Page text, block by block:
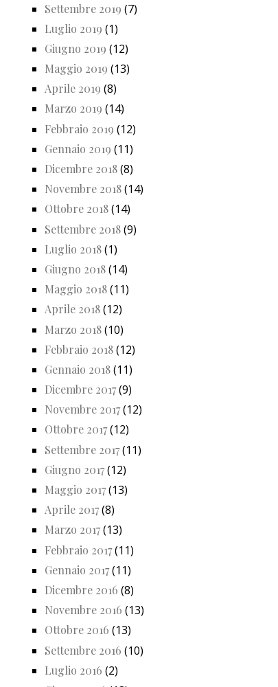
Settembre 2019 (7)
Luglio 2019 (1)
Giugno 2019 (12)
Maggio 2019 (13)
Aprile 2019 (8)
Marzo 2019 (14)
Febbraio 2019 (12)
Gennaio 2019 (11)
Dicembre 2018(8)
Novembre 2018(14)
Ottobre 2018(14)
Settembre 2018(9)
Luglio 2018(1)
Giugno 2018(14)
Maggio 2018(11)
Aprile 2018(12)
Marzo 2018(10)
Febbraio 2018(12)
Gennaio 2018(11)
Dicembre 2017(9)
Novembre 2017(12)
Ottobre 2017(12)
Settembre 2017(11)
Giugno 2017(12)
Maggio 2017(13)
Aprile 2017(8)
Marzo 2017(13)
Febbraio 2017(11)
Gennaio 2017(11)
Dicembre 2016 (8)
Novembre 2016 (13)
Ottobre 2016 (13)
Settembre 2016 (10)
Luglio 2016 (2)